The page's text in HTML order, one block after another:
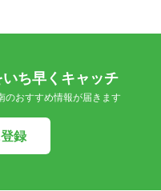
ち早くキャッチ
のおすすめ情報が届きます
録